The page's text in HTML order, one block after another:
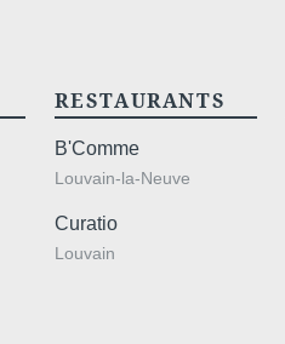
RESTAURANTS
B'Comme
Louvain-la-Neuve
Curatio
Louvain